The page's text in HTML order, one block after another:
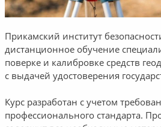
Прикамский институт
дистанционное обучение
поверке и калибровке средств
с выдачей удостоверения
Курс разработан с учетом
профессионального стандарта.